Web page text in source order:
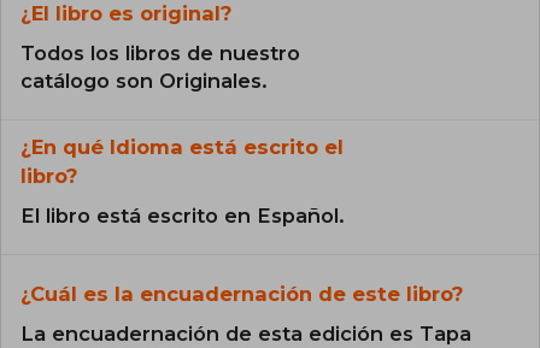
¿El libro es original?
Todos los libros de nuestro
catálogo son Originales.
¿En qué Idioma está escrito el
libro?
El libro está escrito en Español.
¿Cuál es la encuadernación de este libro?
La encuadernación de esta edición es Tapa